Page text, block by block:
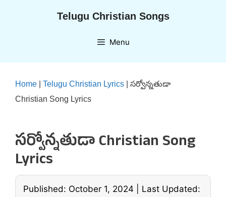
Telugu Christian Songs
Menu
Home Telugu Christian Lyrics
సర్వోన్నతుడా
Christian Song Lyrics
సర్వోన్నతుడా Christian Song
Lyrics
Published: October 1, 2024
Last Updated: